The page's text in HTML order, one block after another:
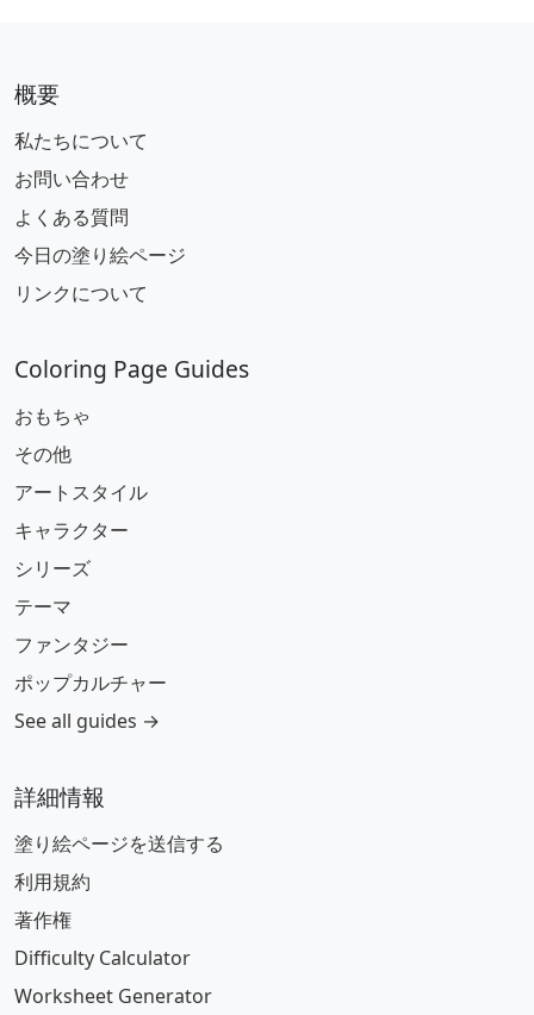
概要
私たちについて
お問い合わせ
よくある質問
今日の塗り絵ページ
リンクについて
Coloring Page Guides
おもちゃ
その他
アートスタイル
キャラクター
シリーズ
テーマ
ファンタジー
ポップカルチャー
See all guides →
詳細情報
塗り絵ページを送信する
利用規約
著作権
Difficulty Calculator
Worksheet Generator